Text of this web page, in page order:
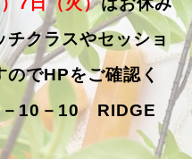
スやセッショ
をご確認く
－10 RIDGE